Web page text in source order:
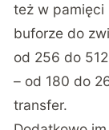
też w pamięci
buforze do
od 256 do
– od 180 do
transfer.